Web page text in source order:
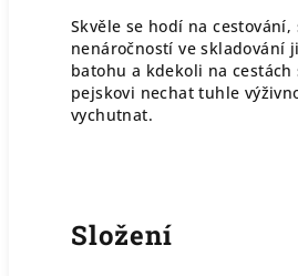
Skvěle se hodí na cestování,
nenáročností ve skladování
batohu a kdekoli na cestách
pejskovi nechat tuhle
vychutnat.
Složení